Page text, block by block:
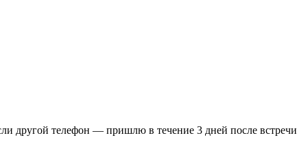
другой телефон — пришлю в течение 3 дней после встречи